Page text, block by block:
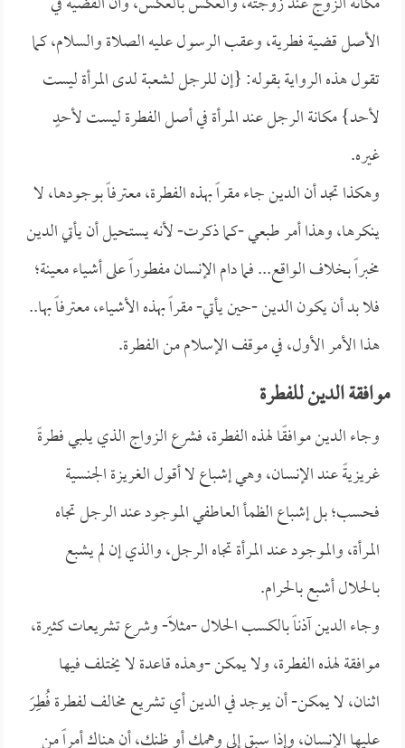
الأصل قضية فطرية، وعقب الرسول عليه الصلاة والسلام، كما
تقول هذه الرواية بقوله: {إن للرجل لشعبة لدى المرأة ليست
لأحد} مكانة الرجل عند المرأة في أصل الفطرة ليست لأحدٍ
غيره.
وهكذا تجد أن الدين جاء مقراً بهذه الفطرة، معترفاً بوجودها، لا
ينكرها، وهذا أمر طبعي -كما ذكرت- لأنه يستحيل أن يأتي الدين
مخبراً بخلاف الواقع... فما دام الإنسان مفطوراً على أشياء معينة؛
فلا بد أن يكون الدين -حين يأتي- مقراً بهذه الأشياء، معترفاً بها..
هذا الأمر الأول، في موقف الإسلام من الفطرة.
موافقة الدين للفطرة
وجاء الدين موافقًا لهذه الفطرة، فشرع الزواج الذي يلبي فطرةً
غريزيةً عند الإنسان، وهي إشباع لا أقول الغريزة الجنسية
فحسب؛ بل إشباع الظمأ العاطفي الموجود عند الرجل تجاه
المرأة، والموجود عند المرأة تجاه الرجل، والذي إن لم يشبع
بالحلال أشبع بالحرام.
وجاء الدين آذناً بالكسب الحلال -مثلاً- وشرع تشريعات كثيرة،
موافقة لهذه الفطرة، ولا يمكن -وهذه قاعدة لا يختلف فيها
اثنان، لا يمكن- أن يوجد في الدين أي تشريع مخالف لفطرة فُطِِرَ